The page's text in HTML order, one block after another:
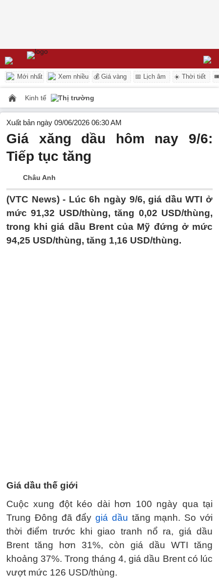
Mới nhất Xem nhiều 💰 Giá vàng 📅 Lịch âm ☀️ Thời tiết
Kinh tế Thị trường
Xuất bản ngày 09/06/2026 06:30 AM
Giá xăng dầu hôm nay 9/6:
Tiếp tục tăng
Châu Anh
(VTC News) - Lúc 6h ngày 9/6, giá dầu WTI ở
mức 91,32 USD/thùng, tăng 0,02 USD/thùng,
trong khi giá dầu Brent của Mỹ đứng ở mức
94,25 USD/thùng, tăng 1,16 USD/thùng.
Giá dầu thế giới
Cuộc xung đột kéo dài hơn 100 ngày qua tại
Trung Đông đã đẩygiá dầu tăng mạnh. So với
thời điểm trước khi giao tranh nổ ra, giá dầu
Brent tăng hơn 31%, còn giá dầu WTI tăng
khoảng 37%. Trong tháng 4, giá dầu Brent có lúc
vượt mức 126 USD/thùng.